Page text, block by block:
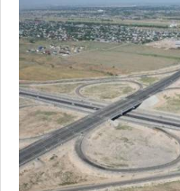
Казахстан стал
мировом рейтинге
5 августа 2026 г. 13:55
Казахстан может
топлива для
запустят в Алатау
5 августа 2026 г. 12:32